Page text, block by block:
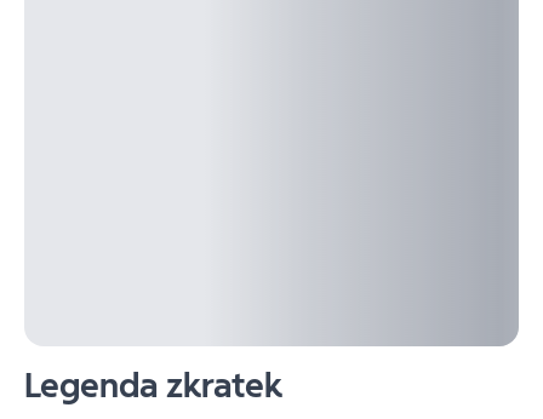
Legenda zkratek